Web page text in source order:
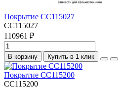
Покрытие CC115027
CC115027
110961 ₽
В корзину Купить в 1 клик
Покрытие CC115200
CC115200